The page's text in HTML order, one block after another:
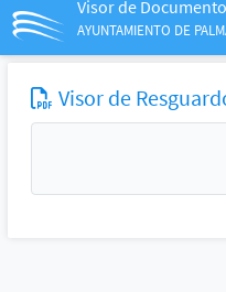
Visor de
AYUNTAMIENTO DE
Visor de